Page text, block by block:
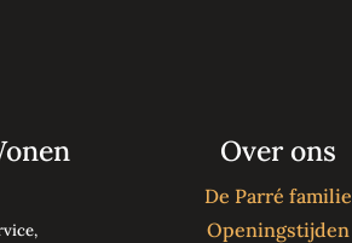
Over ons
De Parré familie
Openingstijden